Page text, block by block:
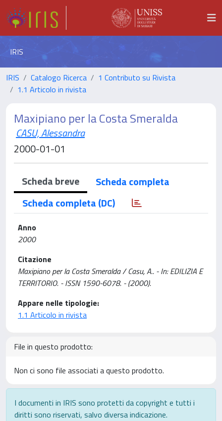
IRIS
IRIS Catalogo Ricerca
1 Contributo su Rivista
1.1 Articolo in rivista
Maxipiano per la Costa Smeralda
CASU, Alessandra
2000-01-01
Scheda breve
Scheda completa
Scheda completa (DC)
Anno
2000
Citazione
Maxipiano per la Costa Smeralda / Casu, A.. - In: EDILIZIA E
TERRITORIO. - ISSN 1590-6078. - (2000).
Appare nelle tipologie:
1.1 Articolo in rivista
File in questo prodotto:
Non ci sono file associati a questo prodotto.
I documenti in IRIS sono protetti da copyright e tutti i
diritti sono riservati, salvo diversa indicazione.